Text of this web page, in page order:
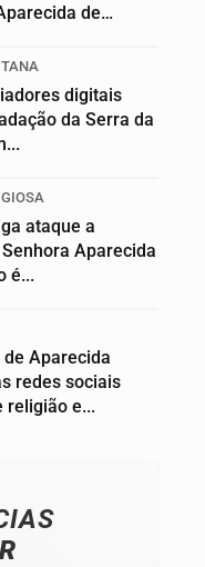
de
digitais
da Serra da
ataque a
Aparecida
é...
Aparecida
redes sociais
religião e...